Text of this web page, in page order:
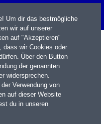
Um dir das bestmögliche
wir auf unserer
auf "Akzeptieren"
dass wir Cookies oder
Über den Button
der genannten
widersprechen.
Verwendung von
auf dieser Website
du in unseren